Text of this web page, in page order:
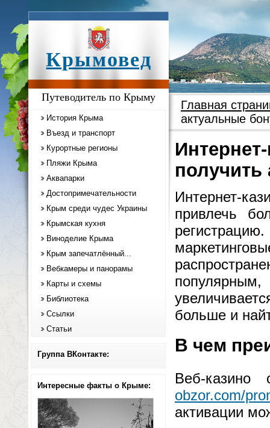
Крымовед
Путеводитель по Крыму
История Крыма
Въезд и транспорт
Курортные регионы
Пляжи Крыма
Аквапарки
Достопримечательности
Крым среди чудес Украины
Крымская кухня
Виноделие Крыма
Крым запечатлённый...
Вебкамеры и панорамы
Карты и схемы
Библиотека
Ссылки
Статьи
Группа ВКонтакте:
Интересные факты о Крыме:
Главная
актуальные
Интернет-
привлечь
больше и
В чем
Веб-
obzor.com/
активации